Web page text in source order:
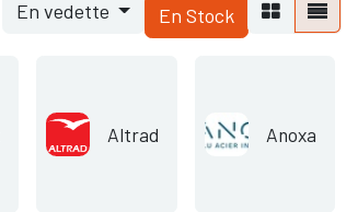
En vedette En Stock
Altrad Anoxa